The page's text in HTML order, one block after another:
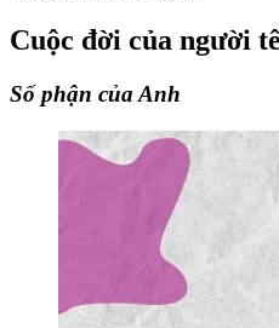
Cuộc đời của người
Số phận của Anh